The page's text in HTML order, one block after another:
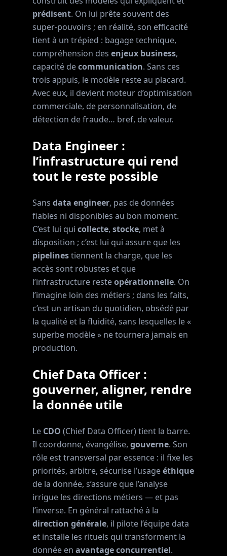
prédisent. On lui prête souvent des
super-pouvoirs ; en réalité, son efficacité
tient à un trépied : bagage technique,
compréhension des enjeux business,
capacité decommunication. Sans ces
trois appuis, le modèle reste au placard.
Avec eux, il devient moteur d’optimisation
commerciale, de personnalisation, de
détection de fraude… bref, de valeur.
Data Engineer :
l’infrastructure qui rend
tout le reste possible
Sans data engineer, pas de données
fiables ni disponibles au bon moment.
C’est lui qui collecte, stocke, met à
disposition ; c’est lui qui assure que les
pipelinestiennent la charge, que les
accès sont robustes et que
l’infrastructure resteopérationnelle. On
l’imagine loin des métiers ; dans les faits,
c’est un artisan du quotidien, obsédé par
la qualité et la fluidité, sans lesquelles le «
superbe modèle » ne tournera jamais en
production.
Chief Data Officer :
gouverner, aligner, rendre
la donnée utile
Le CDO (Chief Data Officer) tient la barre.
Il coordonne, évangélise, gouverne. Son
rôle est transversal par essence : il fixe les
priorités, arbitre, sécurise l’usageéthique
de la donnée, s’assure que l’analyse
irrigue les directions métiers — et pas
l’inverse. En général rattaché à la
direction générale, il pilote l’équipe data
et installe les rituels qui transforment la
donnée en avantage concurrentiel.